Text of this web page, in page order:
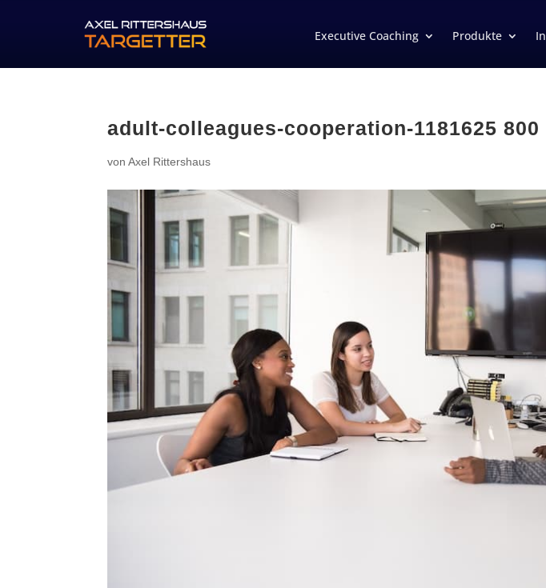
Executive Coaching Produkte
adult-colleagues-cooperation-1181625 800
vonAxel Rittershaus